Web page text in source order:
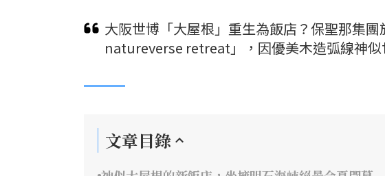
大阪世博「大屋根」重生為飯店？保聖那集
natureverse retreat」，因優美木造弧線神似
文章目錄